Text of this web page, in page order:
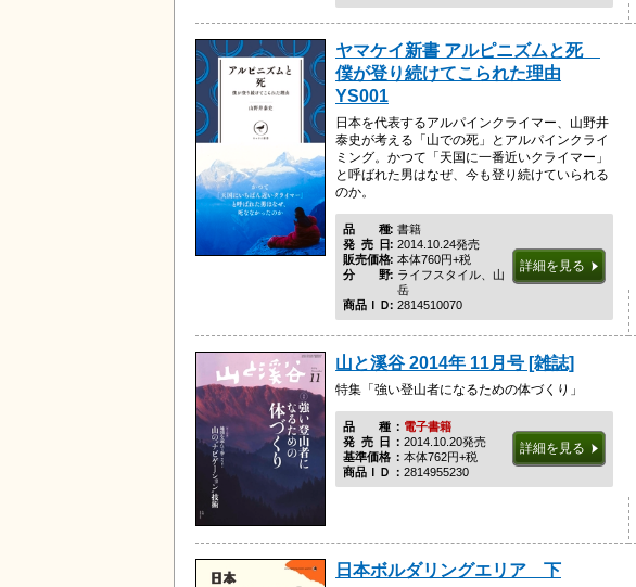
ヤマケイ新書 アルピニズムと死
僕が登り続けてこられた理由
YS001
日本を代表するアルパインクライマー、山野井
泰史が考える「山での死」とアルパインクライ
ミング。かつて「天国に一番近いクライマー」
と呼ばれた男はなぜ、今も登り続けていられる
のか。
品種
書籍
発売日 2014.10.24発売
販売価格 本体760円+税
分野ライフスタイル、山
岳
商品ＩＤ 2814510070
詳細を見る
山と溪谷 2014年 11月号 [雑誌]
特集「強い登山者になるための体づくり」
品種電子書籍
発売日 2014.10.20発売
基準価格
本体762円+税
商品ＩＤ
2814955230
詳細を見る
日本ボルダリングエリア 下